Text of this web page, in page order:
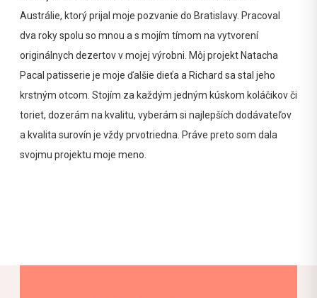
Austrálie, ktorý prijal moje pozvanie do Bratislavy. Pracoval
dva roky spolu so mnou a s mojím tímom na vytvorení
originálnych dezertov v mojej výrobni. Môj projekt Natacha
Pacal patisserie je moje ďalšie dieťa a Richard sa stal jeho
krstným otcom. Stojím za každým jedným kúskom koláčikov či
toriet, dozerám na kvalitu, vyberám si najlepších dodávateľov
a kvalita surovín je vždy prvotriedna. Práve preto som dala
svojmu projektu moje meno.